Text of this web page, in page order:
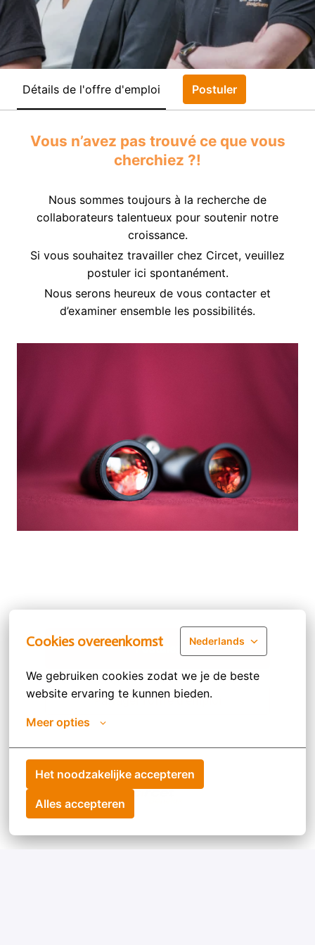
Cookies overeenkomst Nederlands
We gebruiken cookies zodat we je de beste
website ervaring te kunnen bieden.
Meer opties
Het noodzakelijke accepteren
Alles accepteren
Détails de l'offre d'emploi Postuler
Vous n’avez pas trouvé ce que vous
cherchiez ?!
Nous sommes toujours à la recherche de
collaborateurs talentueux pour soutenir notre
croissance.
Si vous souhaitez travailler chez Circet, veuillez
postuler ici spontanément.
Nous serons heureux de vous contacter et
d’examiner ensemble les possibilités.
Postuler
Partager l'offre d'emploi